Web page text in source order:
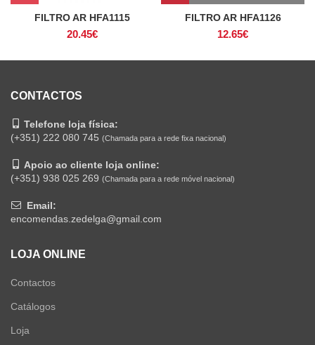
FILTRO AR HFA1115
20.45€
FILTRO AR HFA1126
12.65€
CONTACTOS
Telefone loja física:
(+351) 222 080 745 (Chamada para a rede fixa nacional)
Apoio ao cliente loja online:
(+351) 938 025 269 (Chamada para a rede móvel nacional)
Email:
encomendas.zedelga@gmail.com
LOJA ONLINE
Contactos
Catálogos
Loja